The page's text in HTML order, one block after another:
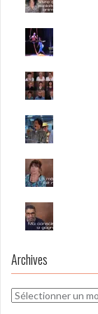
Archives
Archives